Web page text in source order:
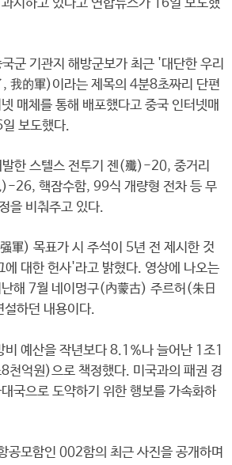
시하고 있다고 연합뉴스가 16일 보도했
군 기관지 해방군보가 최근 '대단한 우리
我的軍)이라는 제목의 4분8초짜리 단편
매체를 통해 배포했다고 중국 인터넷매
보도했다.
발한 스텔스 전투기 젠(殲)-20, 중거리
26, 핵잠수함, 99식 개량형 전차 등 무
을 비춰주고 있다.
軍) 목표가 시 주석이 5년 전 제시한 것
에 대한 헌사'라고 밝혔다. 영상에 나오는
해 7월 네이멍구(內蒙古) 주르허(朱日
하던 내용이다.
비 예산을 작년보다 8.1%나 늘어난 1조1
억원)으로 책정했다. 미국과의 패권 경
국으로 도약하기 위한 행보를 가속화하
공모함인 002함의 최근 사진을 공개하며